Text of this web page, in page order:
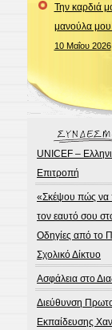
Την καρδιά
μανούλα μου
10 Μαΐου 2026
UNICEF –
Επιτροπή
«Σκέψου πώς να
τον εαυτό σου
Οδηγίες από το
Σχολικό Δίκτυο
Ασφάλεια στο
Διεύθυνση
Εκπαίδευσης